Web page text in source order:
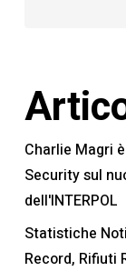
Charlie Magri
Security sul
dell'INTERPOL
Statistiche
Record, Rifiuti